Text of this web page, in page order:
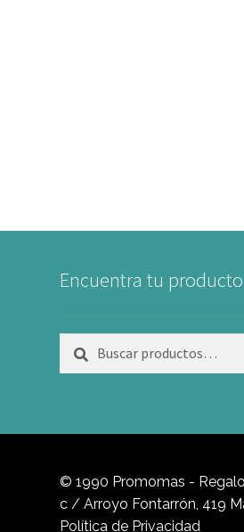
Encuentra tu producto
Buscar
Buscar
© 1990 Promomas -
c / Arroyo Fontarrón, 419
Política de Privacidad